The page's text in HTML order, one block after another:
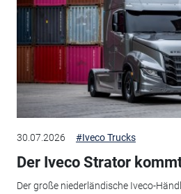
30.07.2026 #Iveco Trucks
Der Iveco Strator
Der große niederländische Iveco-